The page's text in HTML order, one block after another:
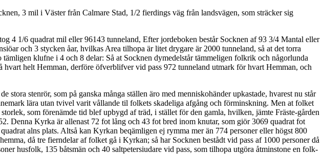
3 mil i Väster från Calmare Stad, 1/2 fierdings väg från landsvägen, som sträcker sig
4 1/6 quadrat mil eller 96143 tunneland, Efter jordeboken består Socknen af 93 3/4 Mantal eller
och 3 stycken åar, hvilkas Area tilhopa är litet drygare är 2000 tunneland, så at det torra
klufne i 4 och 8 delar: Så at Socknen dymedelstår tämmeligen folkrik och någorlunda
helt Hemman, derföre öfverblifver vid pass 972 tunneland utmark för hvart Hemman, och
stenrör, som på ganska många ställen äro med menniskohänder upkastade, hvarest nu står
lära utan tvivel varit vållande til folkets skadeliga afgång och förminskning. Men at folket
som förenämde tid blef upbygd af träd, i stället för den gamla, hvilken, jämte Fräste-gården
Denna Kyrka är allenast 72 fot lång och 43 fot bred inom knutar, som giör 3069 quadrat fot
alns plats. Altså kan Kyrkan beqämligen ej rymma mer än 774 personer eller högst 800
då tre fierndelar af folket gå i Kyrkan; så har Socknen bestådt vid pass af 1000 personer då
husfolk, 135 båtsmän och 40 saltpetersiudare vid pass, som tilhopa utgöra åtminstone en folk­